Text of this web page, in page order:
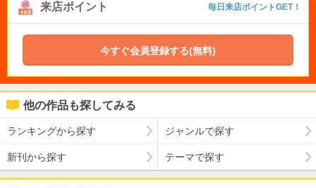
来店ポイント 毎日来店ポイントGET！
今すぐ会員登録する(無料)
他の作品も探してみる
ランキングから探す ジャンルで探す
新刊から探す テーマで探す